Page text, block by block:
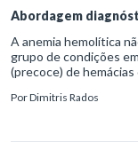
Abordagem
A anemia hemolítica
grupo de condições
(precoce) de
PorDimitris Rados